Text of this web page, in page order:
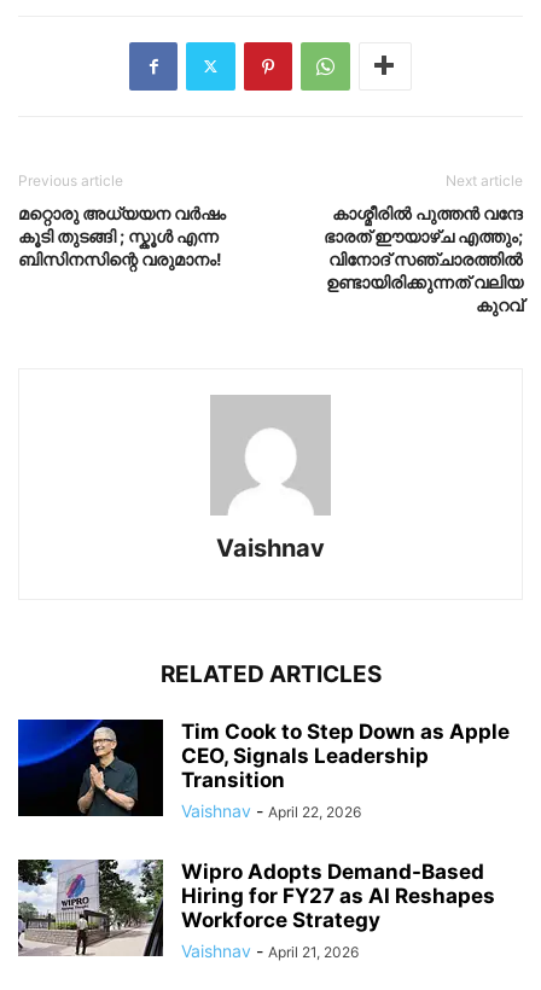
Previous article
മറ്റൊരു അധ്യയന വർഷം
കൂടി തുടങ്ങി ; സ്കൂൾ എന്ന
ബിസിനസിന്റെ വരുമാനം!
Next article
കാശ്മീരിൽ പുത്തൻ വന്ദേ
ഭാരത് ഈയാഴ്ച എത്തും;
വിനോദ് സഞ്ചാരത്തിൽ
ഉണ്ടായിരിക്കുന്നത് വലിയ
കുറവ്
Vaishnav
RELATED ARTICLES
Tim Cook to Step Down as Apple
CEO, Signals Leadership
Transition
Vaishnav - April 22, 2026
Wipro Adopts Demand-Based
Hiring for FY27 as AI Reshapes
Workforce Strategy
Vaishnav - April 21, 2026